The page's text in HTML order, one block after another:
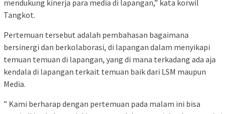
mendukung kinerja para media di lapangan,” kata korwil
Tangkot.
Pertemuan tersebut adalah pembahasan bagaimana
bersinergi dan berkolaborasi, di lapangan dalam menyikapi
temuan temuan di lapangan, yang di mana terkadang ada aja
kendala di lapangan terkait temuan baik dari LSM maupun
Media.
” Kami berharap dengan pertemuan pada malam ini bisa